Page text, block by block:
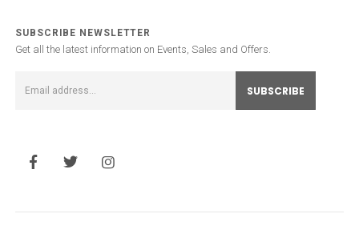
SUBSCRIBE NEWSLETTER
Get all the latest information on Events, Sales and Offers.